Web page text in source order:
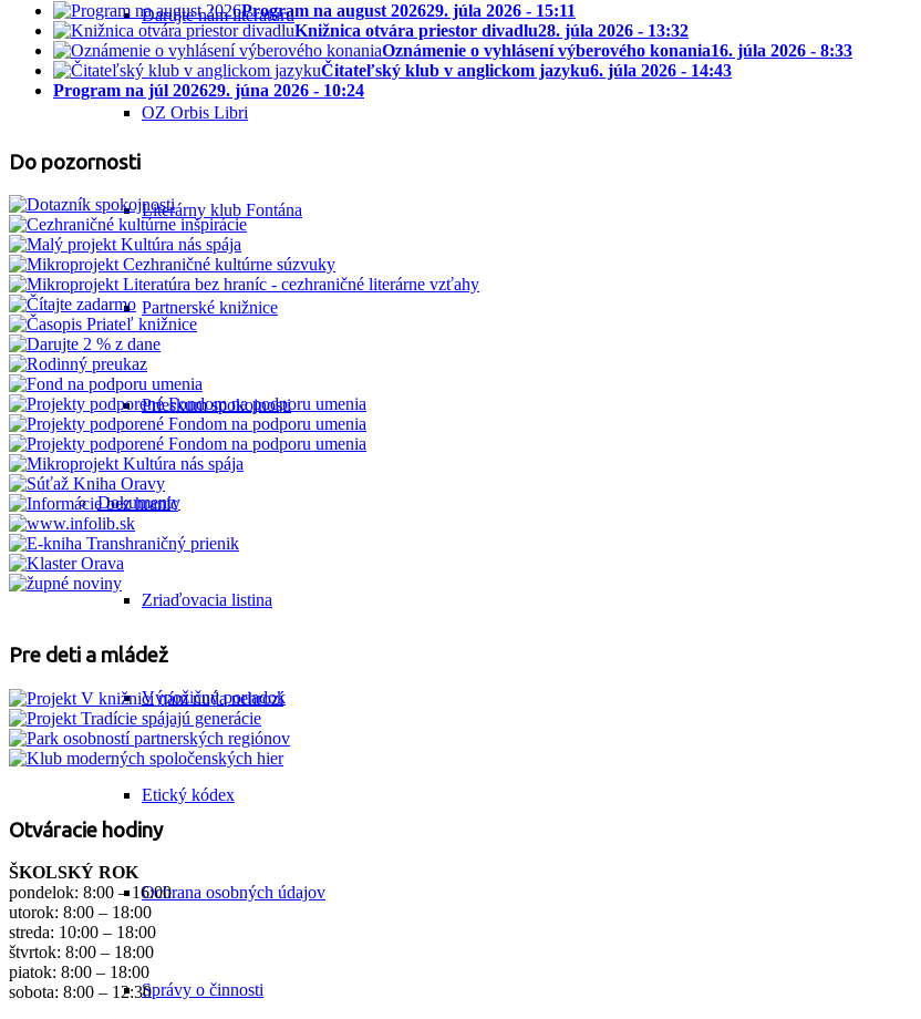
Darujte nám literatúru
OZ Orbis Libri
Literárny klub Fontána
Partnerské knižnice
Prieskum spokojnosti
Dokumenty
Zriaďovacia listina
Výpožičný poriadok
Etický kódex
Ochrana osobných údajov
Správy o činnosti
Program na august 202629. júla 2026 - 15:11
Knižnica otvára priestor divadlu28. júla 2026 - 13:32
Oznámenie o vyhlásení výberového konania16. júla 2026 - 8:33
Čitateľský klub v anglickom jazyku6. júla 2026 - 14:43
Program na júl 202629. júna 2026 - 10:24
Do pozornosti
Pre deti a mládež
Otváracie hodiny
ŠKOLSKÝ ROK
pondelok: 8:00 – 16:00
utorok: 8:00 – 18:00
streda: 10:00 – 18:00
štvrtok: 8:00 – 18:00
piatok: 8:00 – 18:00
sobota: 8:00 – 12:30